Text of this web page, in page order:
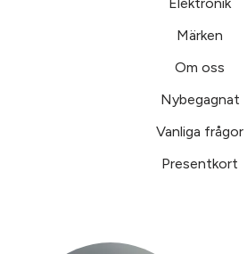
Märken
Om oss
Nybegagnat
Vanliga frågor
Presentkort